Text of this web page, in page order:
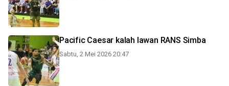
Pacific Caesar kalah lawan RANS Simba
Sabtu, 2 Mei 2026 20:47